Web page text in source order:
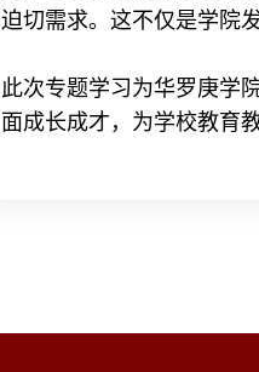
迫切需求。这不仅是学院
此次专题学习为华罗庚学
面成长成才，为学校教育